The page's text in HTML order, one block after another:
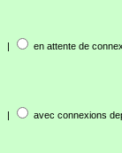
| en attente de
| avec connexions